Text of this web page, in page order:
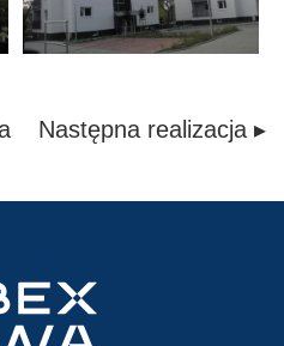
Następna realizacja ▸